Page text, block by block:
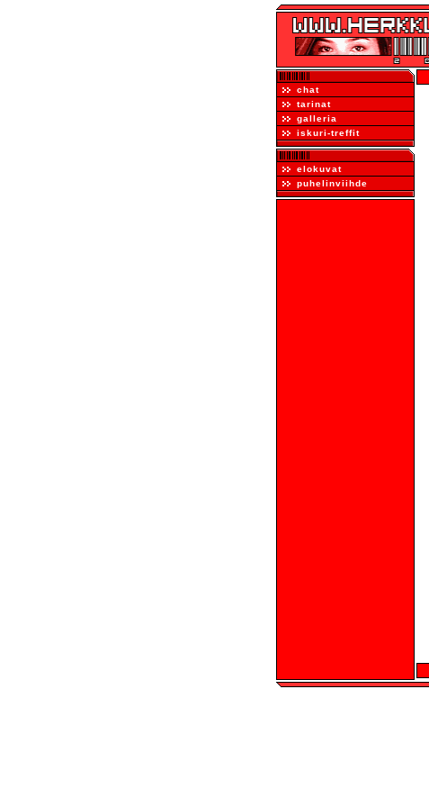
chat
tarinat
galleria
iskuri-treffit
elokuvat
puhelinviihde